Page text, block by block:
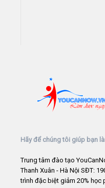
Hãy để chúng tôi giúp bạn
Trung tâm đào tạo
Thanh Xuân - Hà Nội SĐT:
trình đặc biệt giảm 20% học